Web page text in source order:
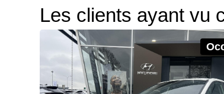
Les clients ayant vu